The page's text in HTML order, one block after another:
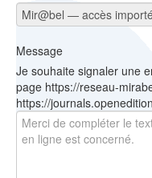
Message
Je souhaite signaler une
page https://reseau-
https://